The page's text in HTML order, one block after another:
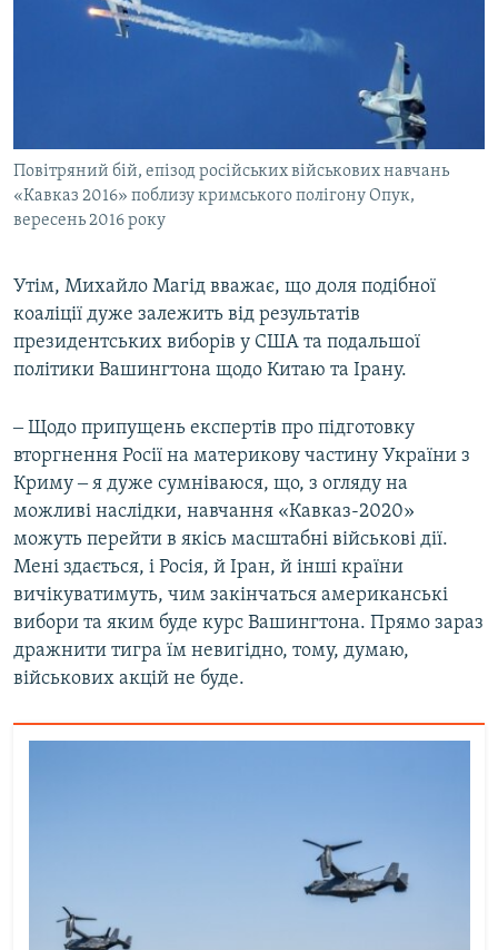
Повітряний бій, епізод російських військових навчань
«Кавказ 2016» поблизу кримського полігону Опук,
вересень 2016 року
Утім, Михайло Магід вважає, що доля подібної
коаліції дуже залежить від результатів
президентських виборів у США та подальшої
політики Вашингтона щодо Китаю та Ірану.
‒ Щодо припущень експертів про підготовку
вторгнення Росії на материкову частину України з
Криму ‒ я дуже сумніваюся, що, з огляду на
можливі наслідки, навчання «Кавказ-2020»
можуть перейти в якісь масштабні військові дії.
Мені здається, і Росія, й Іран, й інші країни
вичікуватимуть, чим закінчаться американські
вибори та яким буде курс Вашингтона. Прямо зараз
дражнити тигра їм невигідно, тому, думаю,
військових акцій не буде.